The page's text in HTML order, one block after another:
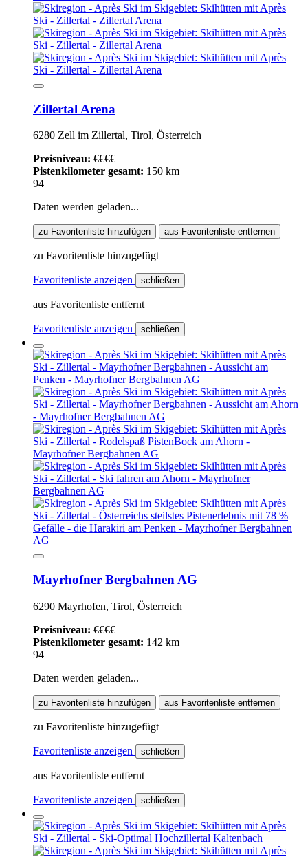
Zillertal Arena
6280 Zell im Zillertal, Tirol, Österreich
Preisniveau: €€€€
Pistenkilometer gesamt: 150 km
94
Daten werden geladen...
zu Favoritenliste hinzufügen aus Favoritenliste entfernen
zu Favoritenliste hinzugefügt
Favoritenliste anzeigen schließen
aus Favoritenliste entfernt
Favoritenliste anzeigen schließen
Mayrhofner Bergbahnen AG
6290 Mayrhofen, Tirol, Österreich
Preisniveau: €€€€
Pistenkilometer gesamt: 142 km
94
Daten werden geladen...
zu Favoritenliste hinzufügen aus Favoritenliste entfernen
zu Favoritenliste hinzugefügt
Favoritenliste anzeigen schließen
aus Favoritenliste entfernt
Favoritenliste anzeigen schließen